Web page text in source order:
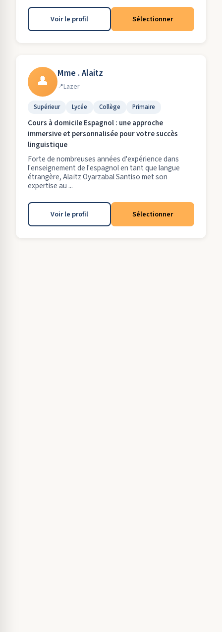
Voir le profil Sélectionner
👤 Mme . Alaitz
Lazer
Supérieur Lycée Collège Primaire
Cours à domicile Espagnol : une approche
immersive et personnalisée pour votre succès
linguistique
Forte de nombreuses années d'expérience dans
l'enseignement de l'espagnol en tant que langue
étrangère, Alaïtz Oyarzabal Santiso met son
expertise au ...
Voir le profil Sélectionner